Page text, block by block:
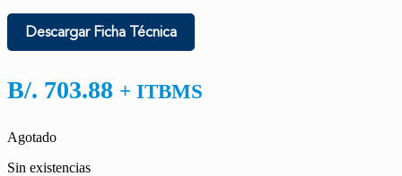
Descargar Ficha Técnica
B/. 703.88 + ITBMS
Agotado
Sin existencias